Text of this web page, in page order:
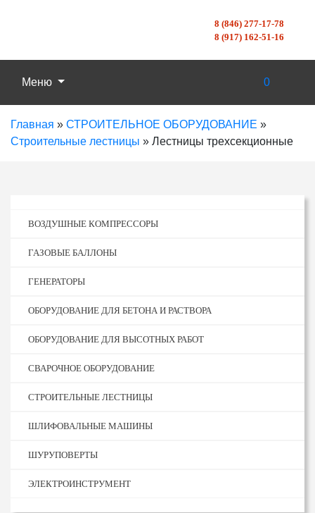
8 (846) 277-17-78
8 (917) 162-51-16
Меню 0
Главная » СТРОИТЕЛЬНОЕ ОБОРУДОВАНИЕ »
Строительные лестницы » Лестницы трехсекционные
ВОЗДУШНЫЕ КОМПРЕССОРЫ
ГАЗОВЫЕ БАЛЛОНЫ
ГЕНЕРАТОРЫ
ОБОРУДОВАНИЕ ДЛЯ БЕТОНА И РАСТВОРА
ОБОРУДОВАНИЕ ДЛЯ ВЫСОТНЫХ РАБОТ
СВАРОЧНОЕ ОБОРУДОВАНИЕ
СТРОИТЕЛЬНЫЕ ЛЕСТНИЦЫ
ШЛИФОВАЛЬНЫЕ МАШИНЫ
ШУРУПОВЕРТЫ
ЭЛЕКТРОИНСТРУМЕНТ